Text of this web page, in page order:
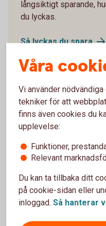
långsiktigt sparande,
du lyckas.
Så lyckas duspara
Gör en
koll
Med en budget kan du
Madelén Falkenhäll,
vet allt om hur man gör
Så gör du en budget
Våra
Vi använder
tekniker för att
finns även cookies du
upplevelse:
Funktioner,
Relevant
Du kan ta tillbaka ditt
på cookie-sidan eller
inloggad. Så hanterar